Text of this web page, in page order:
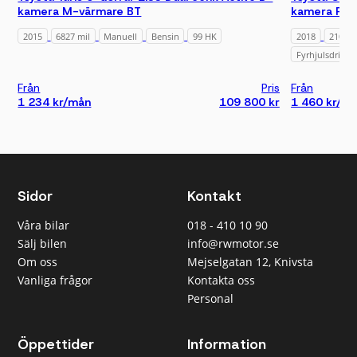
kamera M-värmare BT
2015 6827 mil Manuell Bensin 99 HK
Från
1 234 kr/mån
Pris
109 800 kr
kamera
2018
21083
Fyrhjulsdrift
Från
1 460 kr/
Sidor
Våra bilar
Sälj bilen
Om oss
Vanliga frågor
Kontakt
018 - 410 10 90
info@rwmotor.se
Mejselgatan 12, Knivsta
Kontakta oss
Personal
Öppettider Information